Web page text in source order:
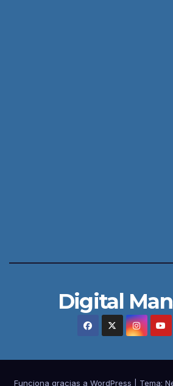
Digital
Funciona gracias a WordPress Tema: